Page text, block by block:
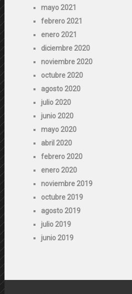
mayo 2021
febrero 2021
enero 2021
diciembre 2020
noviembre 2020
octubre 2020
agosto 2020
julio 2020
junio 2020
mayo 2020
abril 2020
febrero 2020
enero 2020
noviembre 2019
octubre 2019
agosto 2019
julio 2019
junio 2019